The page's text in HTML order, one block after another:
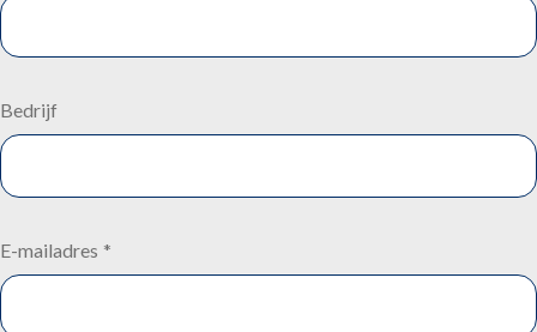
Over ons
Bedrijf
E-mailadres *